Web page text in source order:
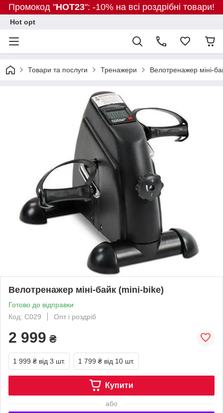
Промокод "HOT23": -10% на всі роздрібні товари!
Hot opt
Товари та послуги Тренажери Велотренажер міні-
Велотренажер міні-байк (mini-bike)
Готово до відправки
Код: C029
Опт і роздріб
2 999 ₴
1 999 ₴ від 3 шт. 1 799 ₴ від 10 шт.
Купити
або